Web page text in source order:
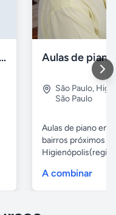
Aulas violão / guit / particular
São Paulo,
São Paulo
Aulas de piano em
bairros próximos
A combinar